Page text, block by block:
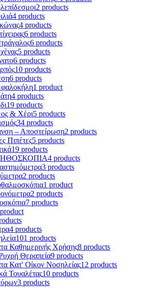
2 products
4 products
4 products
6 products
6 products
5 products
6 products
10 products
6 products
1 product
4 products
19 products
& Χέρι5 products
34 products
– Αποστείρωση2 products
Πιπέτες5 products
19 products
4 products
3 products
2 products
1 product
2 products
7 products
4 products
101 products
Καθημερινής Χρήσης8 products
Θεραπεία9 products
Κατ' Οίκον Νοσηλείας12 products
Τουαλέτας10 products
3 products